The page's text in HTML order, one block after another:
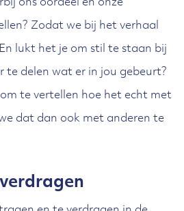
ons oordeel en onze
Zodat we bij het verhaal
lukt het je om stil te staan bij
te delen wat er in jou gebeurt?
te vertellen hoe het echt met
dat dan ook met anderen te